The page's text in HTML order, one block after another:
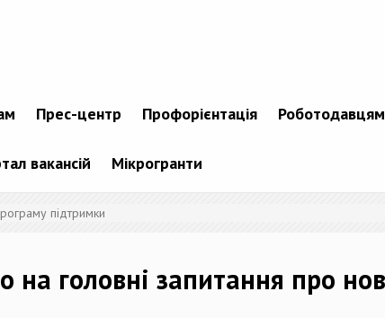
Прес-центр Профорієнтація Роботодавцям
вакансій Мікрогранти
підтримки
головні запитання про